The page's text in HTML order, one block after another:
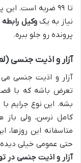
تا ۹۹ ضربه است.
نیاز به یکوکیل
پرونده رو جلو ببره.
آزار و اذیت جنسی
آزار و اذیت جنسی
تعرض باشه که با
بشه. این نوع جرایم
کامل نرسن، ولی
متاسفانه این روزها،
حتی عمومی خیلی
آزار و اذیت جنسی در